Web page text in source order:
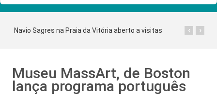
Navio Sagres na Praia da Vitória aberto a visitas ›
‹
Museu MassArt, de Boston
lança programa português